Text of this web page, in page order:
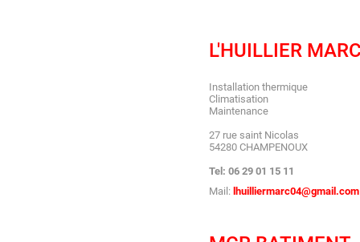
L'HUILLIER
Installation thermique
Climatisation
Maintenance
27 rue saint Nicolas
54280 CHAMPENOUX
Tel: 06 29 01 15 11
Mail: lhuilliermarc04@gmail.com